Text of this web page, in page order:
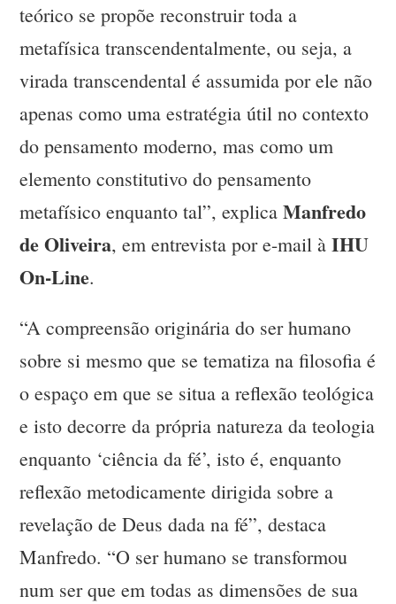
teórico se propõe reconstruir toda a
metafísica transcendentalmente, ou seja, a
virada transcendental é assumida por ele não
apenas como uma estratégia útil no contexto
do pensamento moderno, mas como um
elemento constitutivo do pensamento
metafísico enquanto tal”, explicaManfredo
de Oliveira, em entrevista por e-mail àIHU
On-Line.
“A compreensão originária do ser humano
sobre si mesmo que se tematiza na filosofia é
o espaço em que se situa a reflexão teológica
e isto decorre da própria natureza da teologia
enquanto ‘ciência da fé’, isto é, enquanto
reflexão metodicamente dirigida sobre a
revelação de Deus dada na fé”, destaca
Manfredo. “O ser humano se transformou
num ser que em todas as dimensões de sua